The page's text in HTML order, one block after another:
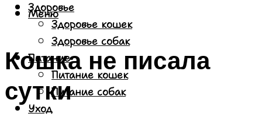
Здоровье
Здоровье кошек
Здоровье собак
Питание
Питание кошек
Питание собак
Уход
Меню
Кошка не писала
сутки